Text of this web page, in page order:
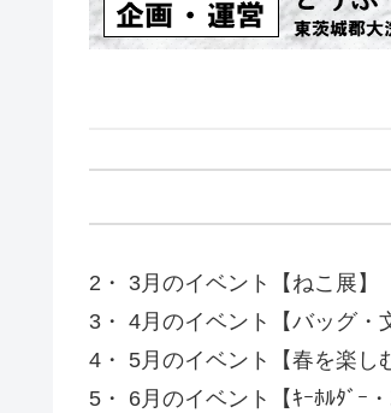
2・ 3月のイベント【ねこ展】
3・ 4月のイベント【バッグ・
4・ 5月のイベント【春を楽し
5・ 6月のイベント【ｷｰﾎﾙﾀﾞｰ・